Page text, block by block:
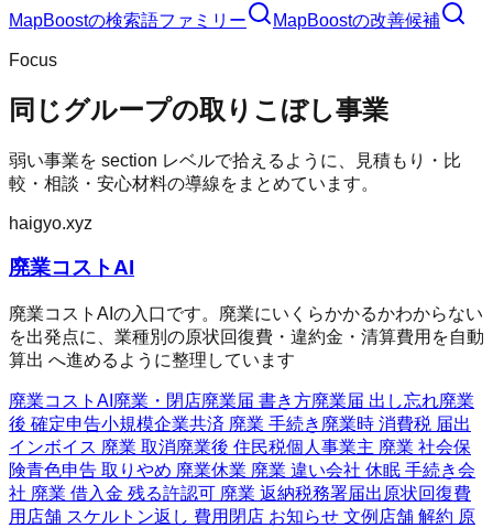
MapBoostの検索語ファミリー MapBoostの改善候補
Focus
同じグループの取りこぼし事業
弱い事業を section レベルで拾えるように、見積もり・比
較・相談・安心材料の導線をまとめています。
haigyo.xyz
廃業コストAI
廃業コストAIの入口です。廃業にいくらかかるかわからない
を出発点に、業種別の原状回復費・違約金・清算費用を自動
算出 へ進めるように整理しています
廃業コストAI 廃業・閉店廃業届 書き方廃業届 出し忘れ廃業
後 確定申告小規模企業共済 廃業 手続き 廃業時 消費税 届出
インボイス 廃業 取消廃業後 住民税個人事業主 廃業 社会保
険青色申告 取りやめ 廃業休業 廃業 違い会社 休眠 手続き会
社 廃業 借入金 残る許認可 廃業 返納税務署届出 原状回復費
用 店舗 スケルトン返し 費用 閉店 お知らせ 文例 店舗 解約 原